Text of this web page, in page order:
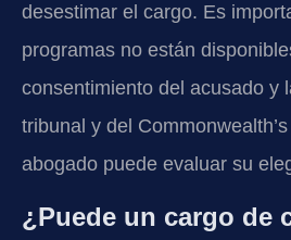
desestimar el cargo. Es
programas no están
consentimiento del acusado y
tribunal y del
abogado puede evaluar su
¿Puede un cargo de